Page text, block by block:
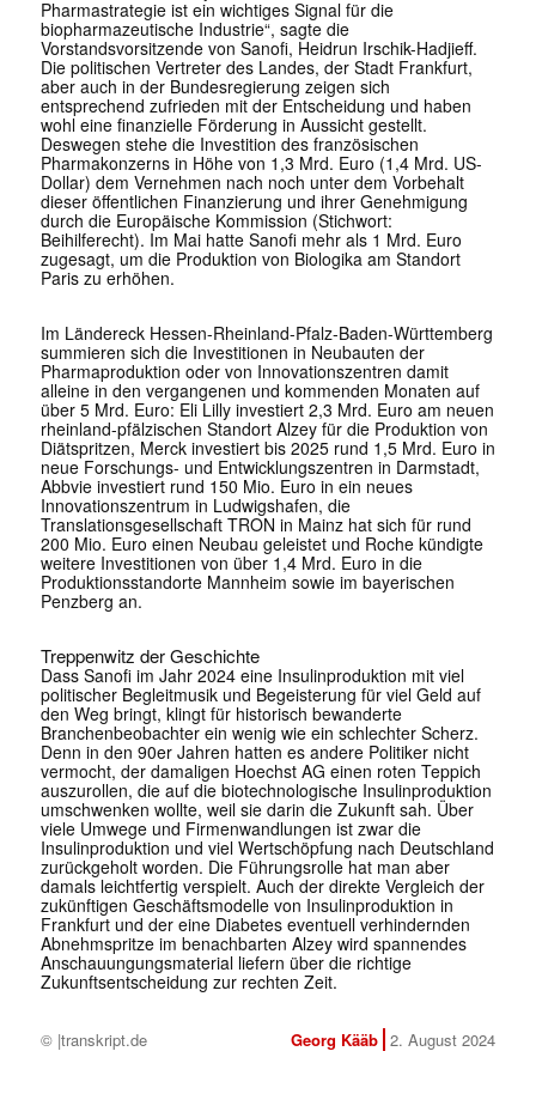
Pharmastrategie ist ein wichtiges Signal für die
biopharmazeutische Industrie“, sagte die
Vorstandsvorsitzende von Sanofi, Heidrun Irschik-Hadjieff.
Die politischen Vertreter des Landes, der Stadt Frankfurt,
aber auch in der Bundesregierung zeigen sich
entsprechend zufrieden mit der Entscheidung und haben
wohl eine finanzielle Förderung in Aussicht gestellt.
Deswegen stehe die Investition des französischen
Pharmakonzerns in Höhe von 1,3 Mrd. Euro (1,4 Mrd. US-
Dollar) dem Vernehmen nach noch unter dem Vorbehalt
dieser öffentlichen Finanzierung und ihrer Genehmigung
durch die Europäische Kommission (Stichwort:
Beihilferecht). Im Mai hatte Sanofi mehr als 1 Mrd. Euro
zugesagt, um die Produktion von Biologika am Standort
Paris zu erhöhen.
Im Ländereck Hessen-Rheinland-Pfalz-Baden-Württemberg
summieren sich die Investitionen in Neubauten der
Pharmaproduktion oder von Innovationszentren damit
alleine in den vergangenen und kommenden Monaten auf
über 5 Mrd. Euro: Eli Lilly investiert 2,3 Mrd. Euro am neuen
rheinland-pfälzischen Standort Alzey für die Produktion von
Diätspritzen, Merck investiert bis 2025 rund 1,5 Mrd. Euro in
neue Forschungs- und Entwicklungszentren in Darmstadt,
Abbvie investiert rund 150 Mio. Euro in ein neues
Innovationszentrum in Ludwigshafen, die
Translationsgesellschaft TRON in Mainz hat sich für rund
200 Mio. Euro einen Neubau geleistet und Roche kündigte
weitere Investitionen von über 1,4 Mrd. Euro in die
Produktionsstandorte Mannheim sowie im bayerischen
Penzberg an.
Treppenwitz der Geschichte
Dass Sanofi im Jahr 2024 eine Insulinproduktion mit viel
politischer Begleitmusik und Begeisterung für viel Geld auf
den Weg bringt, klingt für historisch bewanderte
Branchenbeobachter ein wenig wie ein schlechter Scherz.
Denn in den 90er Jahren hatten es andere Politiker nicht
vermocht, der damaligen Hoechst AG einen roten Teppich
auszurollen, die auf die biotechnologische Insulinproduktion
umschwenken wollte, weil sie darin die Zukunft sah. Über
viele Umwege und Firmenwandlungen ist zwar die
Insulinproduktion und viel Wertschöpfung nach Deutschland
zurückgeholt worden. Die Führungsrolle hat man aber
damals leichtfertig verspielt. Auch der direkte Vergleich der
zukünftigen Geschäftsmodelle von Insulinproduktion in
Frankfurt und der eine Diabetes eventuell verhindernden
Abnehmspritze im benachbarten Alzey wird spannendes
Anschauungungsmaterial liefern über die richtige
Zukunftsentscheidung zur rechten Zeit.
© |transkript.de Georg Kääb 2. August 2024